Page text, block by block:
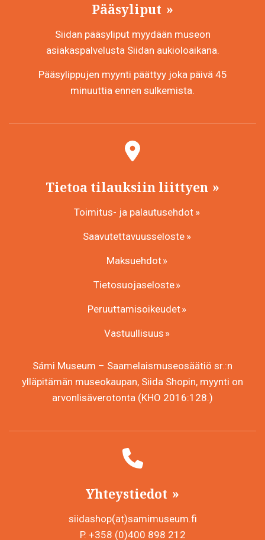
Pääsyliput
Siidan pääsyliput myydään museon
asiakaspalvelusta Siidan aukioloaikana.
Pääsylippujen myynti päättyy joka päivä 45
minuuttia ennen sulkemista.
Tietoa tilauksiin liittyen
Toimitus- ja palautusehdot
Saavutettavuusseloste
Maksuehdot
Tietosuojaseloste
Peruuttamisoikeudet
Vastuullisuus
Sámi Museum – Saamelaismuseosäätiö sr.:n
ylläpitämän museokaupan, Siida Shopin, myynti on
arvonlisäverotonta (KHO 2016:128.)
Yhteystiedot
siidashop(at)samimuseum.fi
P. +358 (0)400 898 212